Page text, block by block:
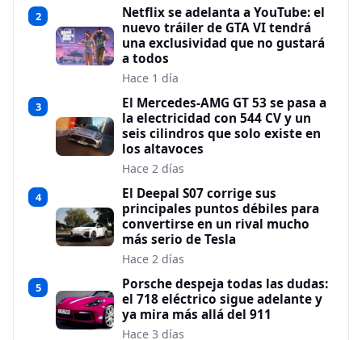
2
Netflix se adelanta a YouTube: el
nuevo tráiler de GTA VI tendrá
una exclusividad que no gustará
a todos
Hace 1 día
3
El Mercedes-AMG GT 53 se pasa a
la electricidad con 544 CV y un
seis cilindros que solo existe en
los altavoces
Hace 2 días
4
El Deepal S07 corrige sus
principales puntos débiles para
convertirse en un rival mucho
más serio de Tesla
Hace 2 días
5
Porsche despeja todas las dudas:
el 718 eléctrico sigue adelante y
ya mira más allá del 911
Hace 3 días